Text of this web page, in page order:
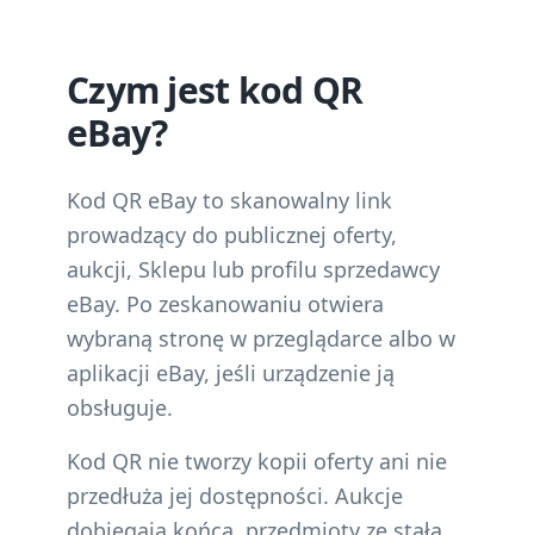
Czym jest kod QR
eBay?
Kod QR eBay to skanowalny link
prowadzący do publicznej oferty,
aukcji, Sklepu lub profilu sprzedawcy
eBay. Po zeskanowaniu otwiera
wybraną stronę w przeglądarce albo w
aplikacji eBay, jeśli urządzenie ją
obsługuje.
Kod QR nie tworzy kopii oferty ani nie
przedłuża jej dostępności. Aukcje